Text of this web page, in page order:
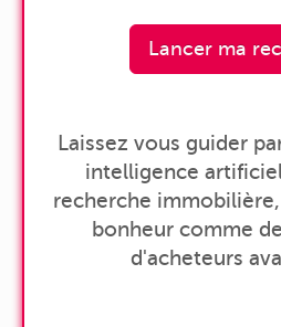
Lancer ma
Laissez vous guider
intelligence
recherche
bonheur comme
d'acheteurs